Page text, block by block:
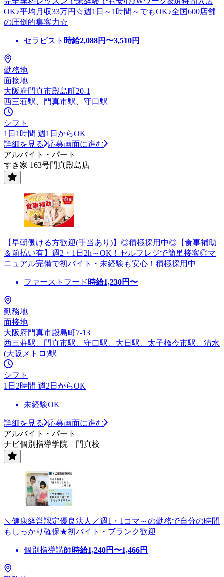
OK♪平均月収33万円☆週1日～1時間～でもOK♪全国600店舗
の圧倒的集客力☆
セラピスト 時給2,088円〜3,510円
勤務地
面接地
大阪府門真市殿島町20-1
西三荘駅、門真市駅、守口駅
シフト
1日1時間 週1日からOK
詳細を見る
応募画面に進む
アルバイト・パート
すき家 163号門真殿島店
【早朝働ける方歓迎(手当あり)】◎積極採用中◎【食事補助
＆前払い有】週2・1日2h～OK！セルフレジで簡単接客◎マ
ニュアル完備で初バイト・未経験も安心！積極採用中
ファーストフード 時給1,230円〜
勤務地
面接地
大阪府門真市殿島町7-13
西三荘駅、門真市駅、守口駅、大日駅、太子橋今市駅、清水
(大阪メトロ)駅
シフト
1日2時間 週2日からOK
未経験OK
詳細を見る
応募画面に進む
アルバイト・パート
ナビ個別指導学院 門真校
＼健康経営認定優良法人／週1・1コマ～の勤務で自分の時間
もしっかり確保★初バイト・ブランク歓迎
個別指導講師時給1,240円〜1,466円